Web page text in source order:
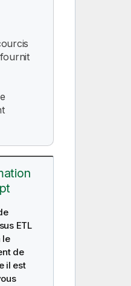
fournit
ETL
le
de
il est